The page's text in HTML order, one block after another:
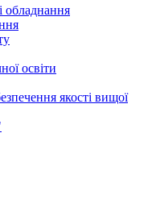
обладнання
освіти
якості вищої